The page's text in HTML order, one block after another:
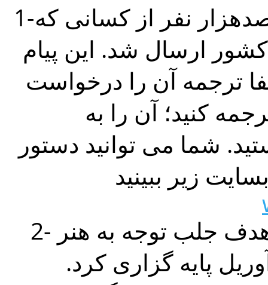
1-پیام رسمی روز رقص به بیش از صدهزار نفر از کسانی که
ارسال شد. این پیام
ترجمه آن را درخواست
کنید؛ آن را به
شما می توانید دستور
2- سازمان جهانی رقص در 1982 با هدف جلب توجه به هنر
روز جهانی رقص را در 29 آوریل پایه گزاری کرد.